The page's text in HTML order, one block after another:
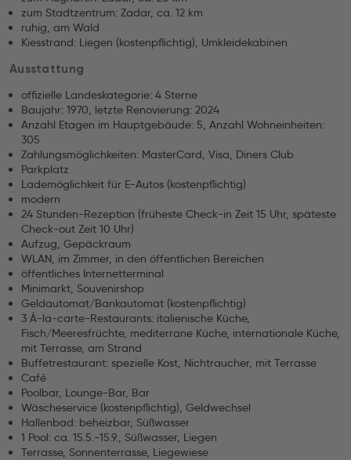
zum Stadtzentrum: Zadar, ca. 12 km
ruhig, am Wald
Kiesstrand: Liegen (kostenpflichtig), Umkleidekabinen
Ausstattung
offizielle Landeskategorie: 4 Sterne
Baujahr: 1970, letzte Renovierung: 2024
Anzahl Etagen im Hauptgebäude: 5, Anzahl Wohneinheiten:
305
Zahlungsmöglichkeiten: MasterCard, Visa, Diners Club
Parkplatz
Lademöglichkeit für E-Autos (kostenpflichtig)
modern
24 Stunden-Rezeption (früheste Check-in Zeit 15 Uhr, späteste
Check-out Zeit 10 Uhr)
Aufzug, Gepäckraum
WLAN, im Zimmer, in den öffentlichen Bereichen
öffentliches Internetterminal
Minimarkt, Souvenirshop
Geldautomat/Bankautomat (kostenpflichtig)
3 À-la-carte-Restaurants: italienische Küche,
Fisch/Meeresfrüchte, mediterrane Küche, internationale Küche,
mit Terrasse, am Strand
Buffetrestaurant: spezielle Kost, Nichtraucher, mit Terrasse
Café
Poolbar, Lounge-Bar, Bar
Wäscheservice (kostenpflichtig), Geldwechsel
Hallenbad: beheizbar, Süßwasser
1 Pool: ca. 15.5.-15.9., Süßwasser, Liegen
Terrasse, Sonnenterrasse, Liegewiese